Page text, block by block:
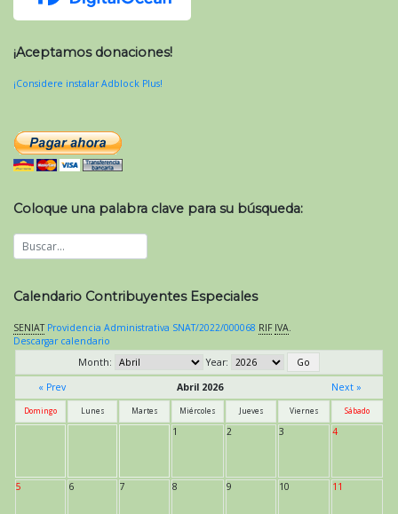
¡Aceptamos donaciones!
¡Considere instalar Adblock Plus!
Coloque una palabra clave para su búsqueda:
Calendario Contribuyentes Especiales
SENIAT Providencia Administrativa SNAT/2022/000068 RIF IVA.
Descargar calendario
Month:
Year:
« Prev
Abril 2026 Next »
Domingo Lunes Martes Miércoles Jueves Viernes Sábado
1 2 3 4
5 6 7 8 9 10 11